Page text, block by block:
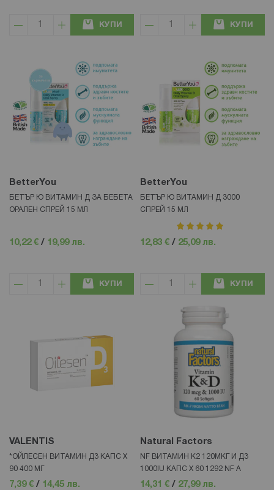
КУПИ КУПИ
BetterYou
БЕТЪР Ю ВИТАМИН Д ЗА БЕБЕТА
ОРАЛЕН СПРЕЙ 15 МЛ
10,22 € / 19,99 лв.
КУПИ
BetterYou
БЕТЪР Ю ВИТАМИН Д 3000
СПРЕЙ 15 МЛ
рейтинг:
12,83 € / 25,09 лв.
КУПИ
VALENTIS
*ОЙЛЕСЕН ВИТАМИН Д3 КАПС Х
90 400 МГ
7,39 € / 14,45 лв.
Natural Factors
NF ВИТАМИН К2 120МКГ И Д3
1000IU КАПС Х 60 1292 NF А
14,31 € / 27,99 лв.